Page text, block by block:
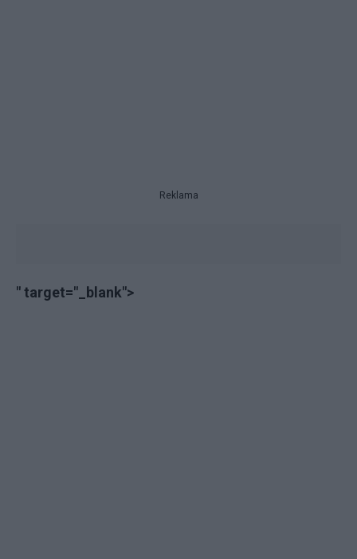
Reklama
" target="_blank">